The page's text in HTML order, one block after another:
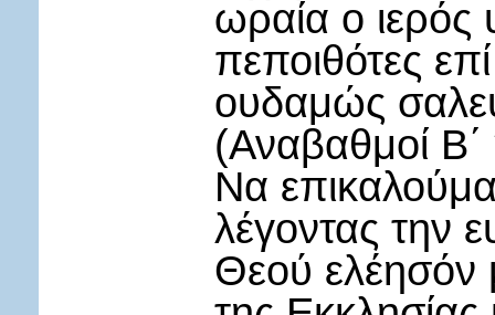
ωραία ο ιερός
πεποιθότες
ουδαμώς
(Αναβαθμοί
Να
λέγοντας την
Θεού ελέησόν